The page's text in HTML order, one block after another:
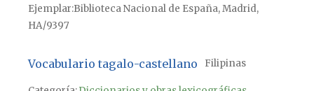
Ejemplar Biblioteca Nacional de España, Madrid,
HA/9397
Vocabulario tagalo-castellano Filipinas